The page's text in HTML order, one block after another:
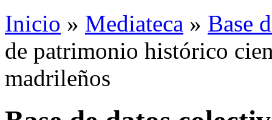
Inicio » Mediateca » Base
de patrimonio histórico
madrileños